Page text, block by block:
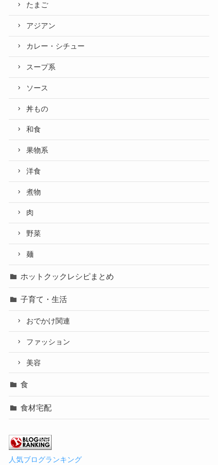
たまご
アジアン
カレー・シチュー
スープ系
ソース
丼もの
和食
果物系
洋食
煮物
肉
野菜
麺
ホットクックレシピまとめ
子育て・生活
おでかけ関連
ファッション
美容
食
食材宅配
人気ブログランキング